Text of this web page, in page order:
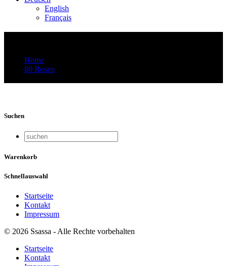
English
Français
Home
80 Rosen
Suchen
Warenkorb
Schnellauswahl
Startseite
Kontakt
Impressum
© 2026 Ssassa - Alle Rechte vorbehalten
Startseite
Kontakt